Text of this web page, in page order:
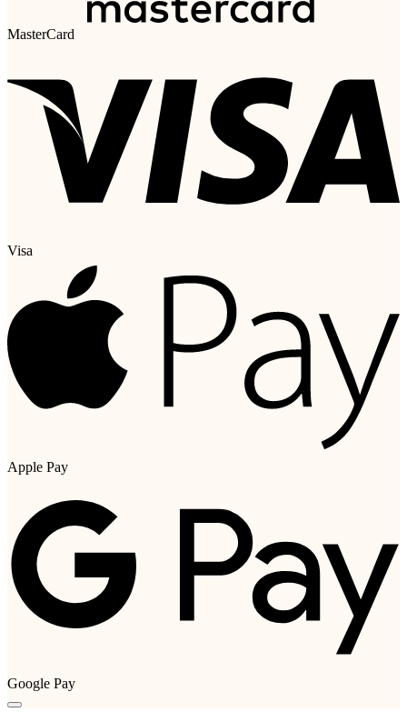
MasterCard
Visa
Apple Pay
Google Pay